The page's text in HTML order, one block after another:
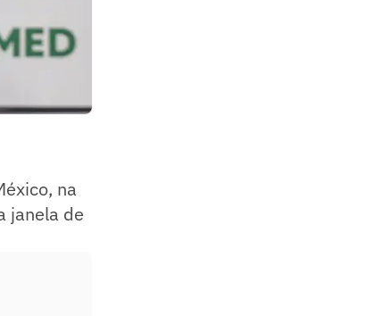
na
janela de